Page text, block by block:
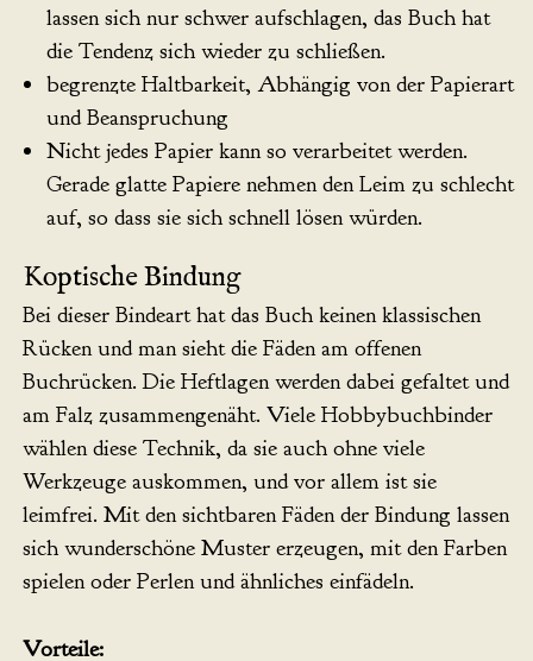
lassen sich nur schwer aufschlagen, das Buch hat
die Tendenz sich wieder zu schließen.
begrenzte Haltbarkeit, Abhängig von der Papierart
und Beanspruchung
Nicht jedes Papier kann so verarbeitet werden.
Gerade glatte Papiere nehmen den Leim zu schlecht
auf, so dass sie sich schnell lösen würden.
Koptische Bindung
Bei dieser Bindeart hat das Buch keinen klassischen
Rücken und man sieht die Fäden am offenen
Buchrücken. Die Heftlagen werden dabei gefaltet und
am Falz zusammengenäht. Viele Hobbybuchbinder
wählen diese Technik, da sie auch ohne viele
Werkzeuge auskommen, und vor allem ist sie
leimfrei. Mit den sichtbaren Fäden der Bindung lassen
sich wunderschöne Muster erzeugen, mit den Farben
spielen oder Perlen und ähnliches einfädeln.
Vorteile: